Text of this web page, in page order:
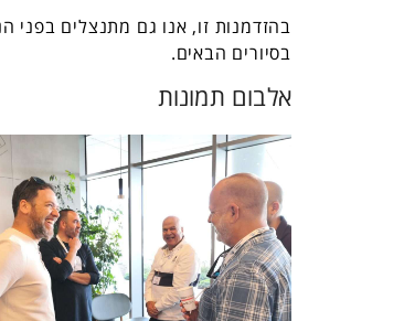
בהזדמנות זו, אנו גם מתנצלים
בסיורים הבאים.
אלבום תמונות